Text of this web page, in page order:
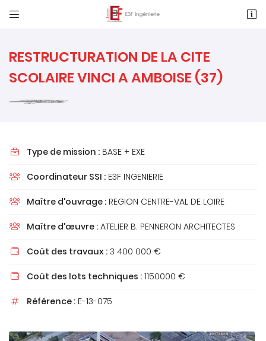
 
1 Rue des Métiers, Le Clos de l'Ormeau
05 49 62 02 02
 Adresse email de réception
désinscrire à tout moment en utilisantle formulaire de désinscription.
RESTRUCTURATION DE LA CITE
SCOLAIRE VINCI A AMBOISE (37)
 Type de mission : BASE + EXE
 Coordinateur SSI : E3F INGENIERIE
 Maître d'ouvrage : REGION CENTRE-VAL DE LOIRE
 Maître d'œuvre : ATELIER B. PENNERON ARCHITECTES
 Coût des travaux : 3 400 000 €
 Coût des lots techniques : 1150000 €
 Référence : E-13-075